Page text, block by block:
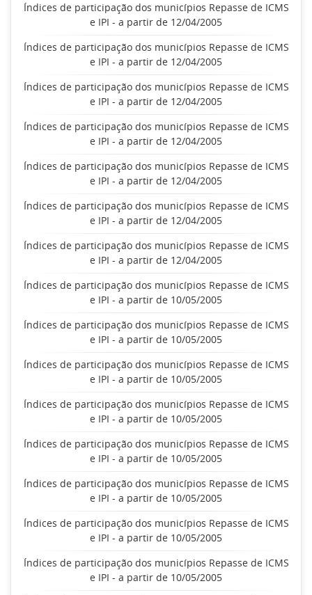
Índices de participação dos municípios Repasse de ICMS
e IPI - a partir de 12/04/2005
Índices de participação dos municípios Repasse de ICMS
e IPI - a partir de 12/04/2005
Índices de participação dos municípios Repasse de ICMS
e IPI - a partir de 12/04/2005
Índices de participação dos municípios Repasse de ICMS
e IPI - a partir de 12/04/2005
Índices de participação dos municípios Repasse de ICMS
e IPI - a partir de 12/04/2005
Índices de participação dos municípios Repasse de ICMS
e IPI - a partir de 12/04/2005
Índices de participação dos municípios Repasse de ICMS
e IPI - a partir de 12/04/2005
Índices de participação dos municípios Repasse de ICMS
e IPI - a partir de 10/05/2005
Índices de participação dos municípios Repasse de ICMS
e IPI - a partir de 10/05/2005
Índices de participação dos municípios Repasse de ICMS
e IPI - a partir de 10/05/2005
Índices de participação dos municípios Repasse de ICMS
e IPI - a partir de 10/05/2005
Índices de participação dos municípios Repasse de ICMS
e IPI - a partir de 10/05/2005
Índices de participação dos municípios Repasse de ICMS
e IPI - a partir de 10/05/2005
Índices de participação dos municípios Repasse de ICMS
e IPI - a partir de 10/05/2005
Índices de participação dos municípios Repasse de ICMS
e IPI - a partir de 10/05/2005